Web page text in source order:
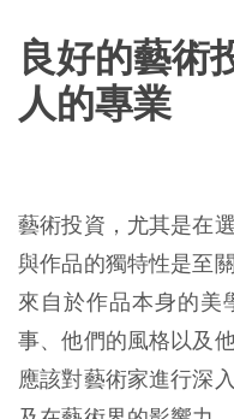
良好的藝術
人的專業
藝術投資，尤其是在
與作品的獨特性是至
來自於作品本身的美
事、他們的風格以及
應該對藝術家進行深